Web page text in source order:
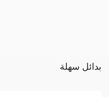
بدائل سهلة